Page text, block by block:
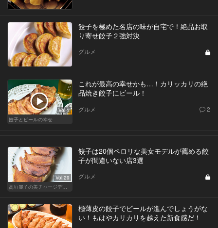
餃子を極めた名店の味が自宅で！絶品お取
り寄せ餃子２強対決
グルメ
Vol.1
餃子とビールの幸せ
これが最高の幸せかも…！カリッカリの絶
品焼き餃子にビール！
グルメ 2
Vol.29
高垣麗子の美チャージディナー
餃子は20個ペロリな美女モデルが薦める餃
子が間違いない店3選
グルメ
極薄皮の餃子でビールが進んでしょうがな
い！もはやカリカリを越えた新食感だ！